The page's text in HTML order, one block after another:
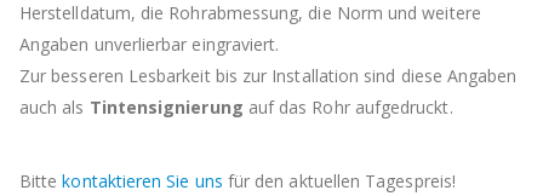
Herstelldatum, die Rohrabmessung, die Norm und weitere
Angaben unverlierbar eingraviert.
Zur besseren Lesbarkeit bis zur Installation sind diese Angaben
auch als Tintensignierung auf das Rohr aufgedruckt.
Bittekontaktieren Sie uns für den aktuellen Tagespreis!